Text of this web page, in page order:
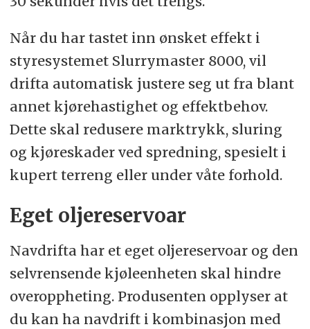
Når du har tastet inn ønsket effekt i
styresystemet Slurrymaster 8000, vil
drifta automatisk justere seg ut fra blant
annet kjørehastighet og effektbehov.
Dette skal redusere marktrykk, sluring
og kjøreskader ved spredning, spesielt i
kupert terreng eller under våte forhold.
Eget oljereservoar
Navdrifta har et eget oljereservoar og den
selvrensende kjøleenheten skal hindre
overoppheting. Produsenten opplyser at
du kan ha navdrift i kombinasjon med